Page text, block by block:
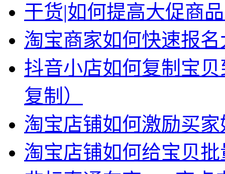
干货|如何提高大促商
淘宝商家如何快速报
抖音小店如何复制宝
复制）
淘宝店铺如何激励买
淘宝店铺如何给宝贝